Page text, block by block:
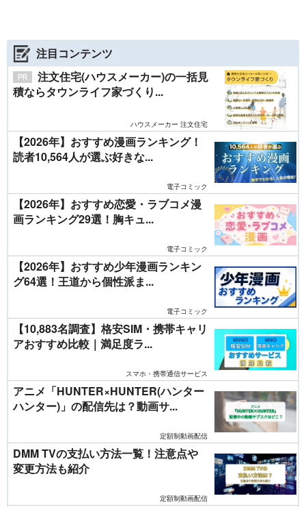
注目コンテンツ
注文住宅(ハウスメーカー)の一括見
積ならタウンライフ家づくり...
ハウスメーカー 注文住宅
【2026年】おすすめ漫画ランキング！
読者10,564人が選ぶ好きな...
電子コミック
【2026年】おすすめ恋愛・ラブコメ漫
画ランキング29選！胸キュ...
電子コミック
【2026年】おすすめ少年漫画ランキン
グ64選！王道から個性派ま...
電子コミック
【10,883名調査】格安SIM・携帯キャリ
アおすすめ比較｜満足度ラ...
スマホ・携帯通信サービス
アニメ「HUNTER×HUNTER(ハンター
ハンター)」の配信先は？動画サ...
定額制動画配信
DMM TVの支払い方法一覧！注意点や
変更方法も紹介
定額制動画配信